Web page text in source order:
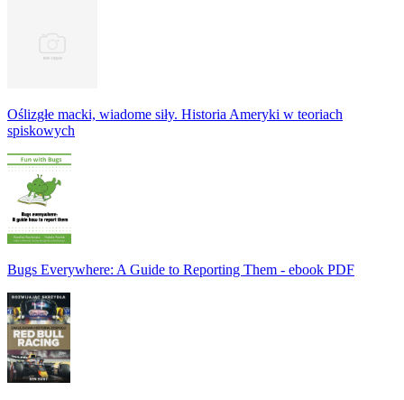
Oślizgłe macki, wiadome siły. Historia Ameryki w teoriach
spiskowych
Bugs Everywhere: A Guide to Reporting Them - ebook PDF